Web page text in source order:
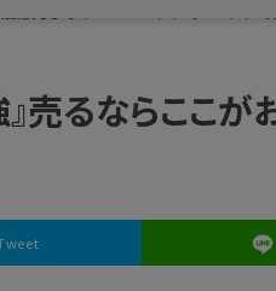
売るならここ